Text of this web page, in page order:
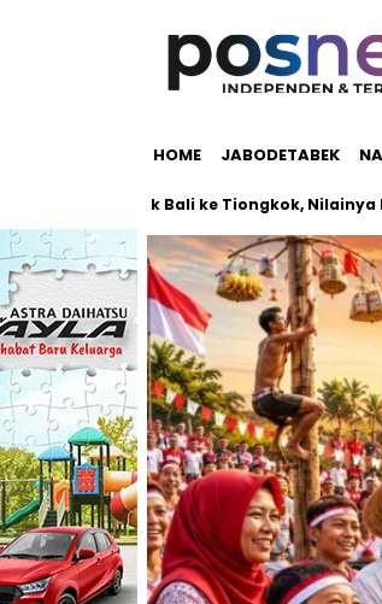
HOME JABODETABEK
Salak Bali ke Tiongkok, Nilainya Rp232